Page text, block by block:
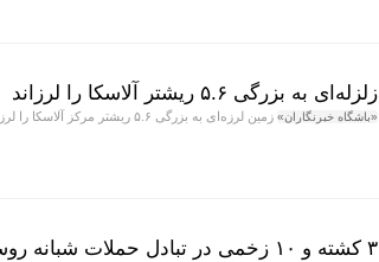
زلزله‌ای به بزرگی ۵.۶ ریشتر آلاسکا را لرزاند
«باشگاه خبرنگاران» زمین لرزه‌ای به بزرگی ۵.۶ ریشتر مرکز آلاسکا را لرزاند.
۳ کشته و ۱۰ زخمی در تبادل حملات شبانه روسیه و اوکراین